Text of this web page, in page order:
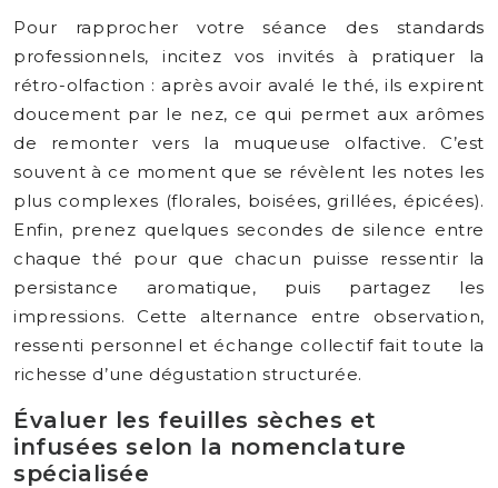
Pour rapprocher votre séance des standards
professionnels, incitez vos invités à pratiquer la
rétro-olfaction : après avoir avalé le thé, ils expirent
doucement par le nez, ce qui permet aux arômes
de remonter vers la muqueuse olfactive. C’est
souvent à ce moment que se révèlent les notes les
plus complexes (florales, boisées, grillées, épicées).
Enfin, prenez quelques secondes de silence entre
chaque thé pour que chacun puisse ressentir la
persistance aromatique, puis partagez les
impressions. Cette alternance entre observation,
ressenti personnel et échange collectif fait toute la
richesse d’une dégustation structurée.
Évaluer les feuilles sèches et
infusées selon la nomenclature
spécialisée